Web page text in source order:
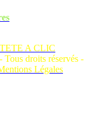
TETE A CLIC
- Tous droits réservés -
Légales